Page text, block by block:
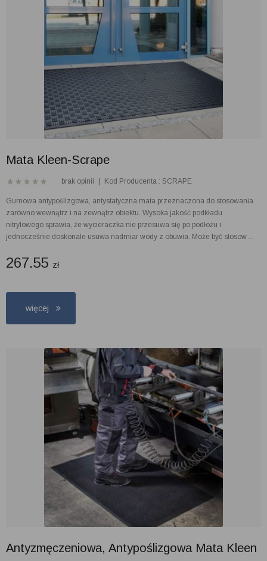
Mata Kleen-Scrape
brak opinii Kod Producenta : SCRAPE
Gumowa antypoślizgowa, antystatyczna mata przeznaczona do stosowania
zarówno wewnątrz i na zewnątrz obiektu. Wysoka jakość podkładu
nitrylowego sprawia, że wycieraczka nie przesuwa się po podłożu i
jednocześnie doskonale usuwa nadmiar wody z obuwia. Może być stosow ...
267.55 zł
więcej
Antyzmęczeniowa, Antypoślizgowa Mata Kleen